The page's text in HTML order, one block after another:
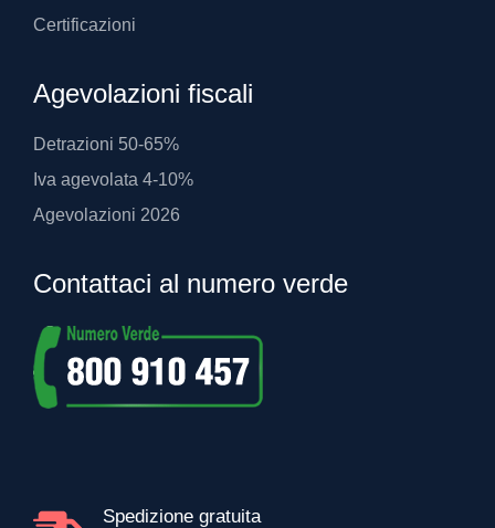
Certificazioni
Agevolazioni fiscali
Detrazioni 50-65%
Iva agevolata 4-10%
Agevolazioni 2026
Contattaci al numero verde
Spedizione gratuita